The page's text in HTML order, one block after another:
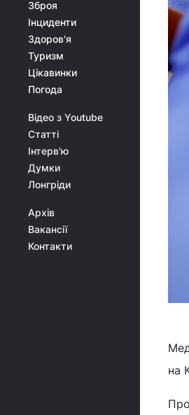
Зброя
Інциденти
Здоров'я
Туризм
Цікавинки
Погода
Відео з Youtube
Статті
Інтерв'ю
Думки
Лонгріди
Архів
Вакансії
Контакти
на